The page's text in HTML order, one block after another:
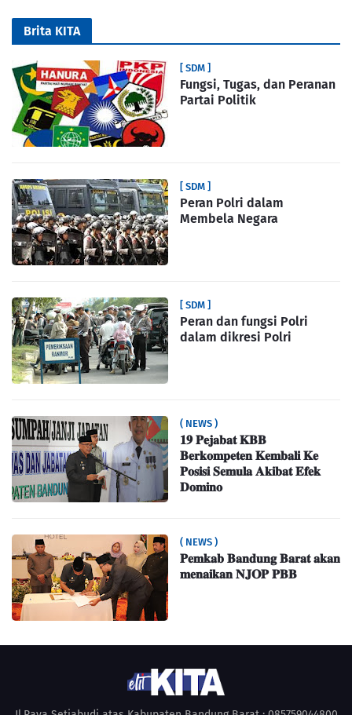
Brita KITA
[ SDM ]
Fungsi, Tugas, dan Peranan
Partai Politik
[ SDM ]
Peran Polri dalam
Membela Negara
[ SDM ]
Peran dan fungsi Polri
dalam dikresi Polri
( NEWS )
𝟏𝟗 𝐏𝐞𝐣𝐚𝐛𝐚𝐭 𝐊𝐁𝐁
𝐁𝐞𝐫𝐤𝐨𝐦𝐩𝐞𝐭𝐞𝐧 𝐊𝐞𝐦𝐛𝐚𝐥𝐢 𝐊𝐞
𝐏𝐨𝐬𝐢𝐬𝐢 𝐒𝐞𝐦𝐮𝐥𝐚 𝐀𝐤𝐢𝐛𝐚𝐭 𝐄𝐟𝐞𝐤
𝐃𝐨𝐦𝐢𝐧𝐨
( NEWS )
𝐏𝐞𝐦𝐤𝐚𝐛 𝐁𝐚𝐧𝐝𝐮𝐧𝐠 𝐁𝐚𝐫𝐚𝐭 𝐚𝐤𝐚𝐧
𝐦𝐞𝐧𝐚𝐢𝐤𝐚𝐧 𝐍𝐉𝐎𝐏 𝐏𝐁𝐁